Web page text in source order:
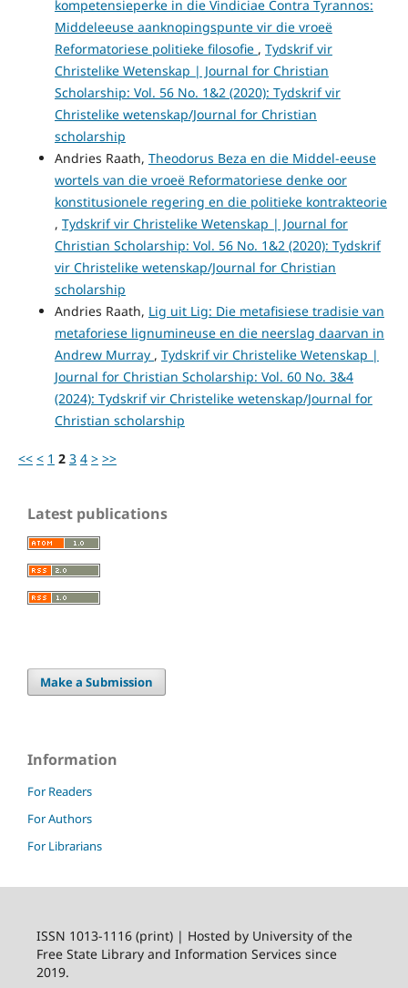
kompetensieperke in die Vindiciae Contra Tyrannos:
Middeleeuse aanknopingspunte vir die vroeë
Reformatoriese politieke filosofie , Tydskrif vir
Christelike Wetenskap | Journal for Christian
Scholarship: Vol. 56 No. 1&2 (2020): Tydskrif vir
Christelike wetenskap/Journal for Christian
scholarship
Andries Raath, Theodorus Beza en die Middel-eeuse
wortels van die vroeë Reformatoriese denke oor
konstitusionele regering en die politieke kontrakteorie
, Tydskrif vir Christelike Wetenskap | Journal for
Christian Scholarship: Vol. 56 No. 1&2 (2020): Tydskrif
vir Christelike wetenskap/Journal for Christian
scholarship
Andries Raath, Lig uit Lig: Die metafisiese tradisie van
metaforiese lignumineuse en die neerslag daarvan in
Andrew Murray , Tydskrif vir Christelike Wetenskap |
Journal for Christian Scholarship: Vol. 60 No. 3&4
(2024): Tydskrif vir Christelike wetenskap/Journal for
Christian scholarship
<< < 1 2 3 4 > >>
Latest publications
Make a Submission
Information
For Readers
For Authors
For Librarians
ISSN 1013-1116 (print) | Hosted by University of the
Free State Library and Information Services since
2019.